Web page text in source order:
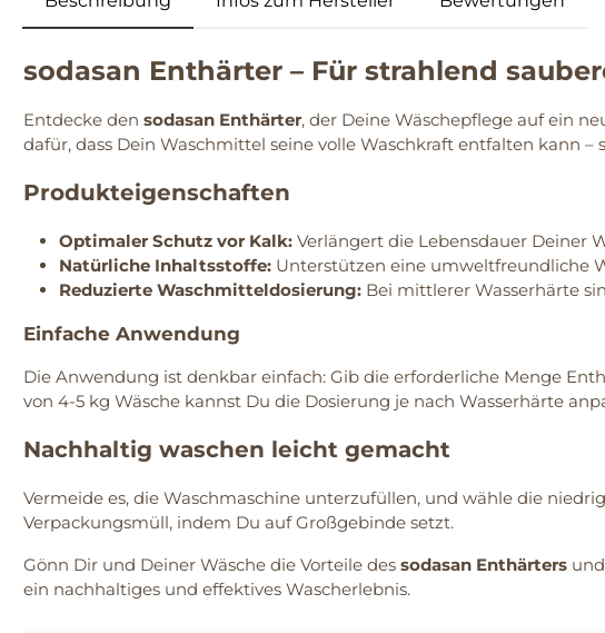
sodasan Enthärter – Für strahlend
Entdecke den sodasan Enthärter, der Deine Wäschepflege auf ein
dafür, dass Dein Waschmittel seine volle Waschkraft entfalten kann –
Produkteigenschaften
Optimaler Schutz vor Kalk: Verlängert die Lebensdauer Deiner
Natürliche Inhaltsstoffe: Unterstützen eine umweltfreundliche
Reduzierte Waschmitteldosierung: Bei mittlerer Wasserhärte
Einfache Anwendung
Die Anwendung ist denkbar einfach: Gib die erforderliche Menge
von 4-5 kg Wäsche kannst Du die Dosierung je nach Wasserhärte
Nachhaltig waschen leicht gemacht
Vermeide es, die Waschmaschine unterzufüllen, und wähle die
Verpackungsmüll, indem Du auf Großgebinde setzt.
Gönn Dir und Deiner Wäsche die Vorteile des sodasan Enthärters
ein nachhaltiges und effektives Wascherlebnis.